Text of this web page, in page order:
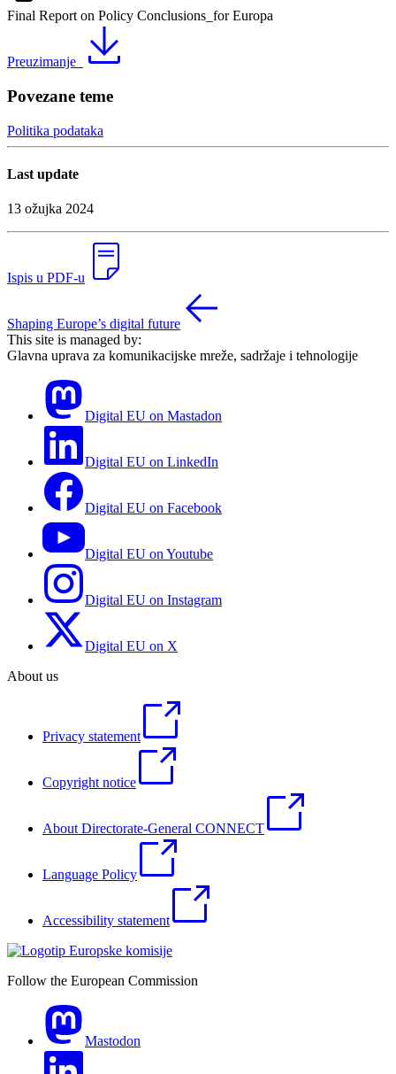
Final Report on Policy Conclusions_for Europa
Preuzimanje
Povezane teme
Politika podataka
Last update
13 ožujka 2024
Ispis u PDF-u
Shaping Europe’s digital future
This site is managed by:
Glavna uprava za komunikacijske mreže, sadržaje i tehnologije
Digital EU on Mastadon
Digital EU on LinkedIn
Digital EU on Facebook
Digital EU on Youtube
Digital EU on Instagram
Digital EU on X
About us
Privacy statement
Copyright notice
About Directorate-General CONNECT
Language Policy
Accessibility statement
Follow the European Commission
Mastodon